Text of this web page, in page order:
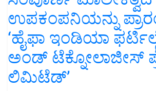
ಉಪಕಂಪನಿಯನ್ನು
‘ಹೈಫಾ ಇಂಡಿಯಾ
ಅಂಡ್ ಟೆಕ್ನೋಲಾಜೀಸ್
ಲಿಮಿಟೆಡ್’